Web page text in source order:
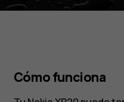
Cómo funciona